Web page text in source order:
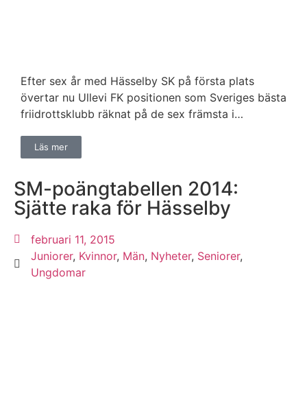
Efter sex år med Hässelby SK på första plats
övertar nu Ullevi FK positionen som Sveriges bästa
friidrottsklubb räknat på de sex främsta i…
Läs mer
SM-poängtabellen 2014:
Sjätte raka för Hässelby
februari 11, 2015
Juniorer, Kvinnor, Män, Nyheter, Seniorer,
Ungdomar